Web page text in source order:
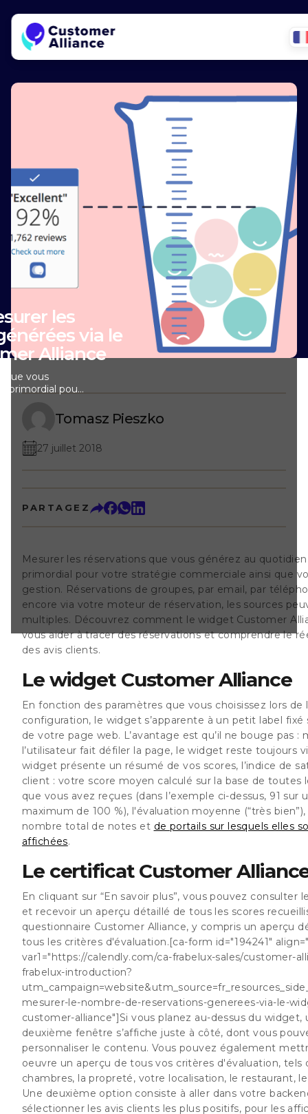
les
via le
Alliance
que vous
primordial pour
de groupes,
ou encore via
les sources
vous
pas :
la page, le
Le widget
: votre score
de toutes les
(dans
un maximum
Tomasz Pieszko
27 juillet 2018
PARTAGEZ
Mesurer les réservations que vous générez au
primordial pour votre stratégie commerciale ainsi que
gestion. Réservations de groupes, par email, par
encore via votre moteur de réservation, les sources
multiples. Découvrez comment le widget Customer
vous aider à tracer des réservations et comprendre le
des avis clients.
Le widget Customer Alliance
En fonction des paramètres que vous choisissez lors de
configuration, le widget s’apparente à un petit label fixé
de votre page web. L’avantage est qu’il ne bouge pas :
l’utilisateur fait défiler la page, le widget reste toujours
widget présente un résumé de vos scores, l’indice de
client : votre score moyen calculé sur la base de toutes
que vous avez reçues (dans l’exemple ci-dessus, 91 sur
maximum de 100 %), l'évaluation moyenne (“très
nombre total de notes et de portails sur lesquels elles
affichées.
Le certificat Customer
En cliquant sur “En savoir plus”, vous pouvez consulter
et recevoir un aperçu détaillé de tous les scores
questionnaire Customer Alliance, y compris un aperçu
tous les critères d'évaluation.[ca-form id="194241"
var1="https://calendly.com/ca-frabelux-sales/customer-
frabelux-introduction?
mesurer-le-nombre-de-reservations-generees-via-le-
customer-alliance"]Si vous planez au-dessus du widget,
deuxième fenêtre s’affiche juste à côté, dont vous
personnaliser le contenu. Vous pouvez également
oeuvre un aperçu de tous vos critères d'évaluation, tels
chambres, la propreté, votre localisation, le restaurant,
Une deuxième option consiste à aller dans votre
sélectionner les avis clients les plus positifs, pour les